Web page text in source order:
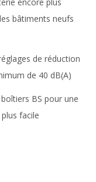
bâtiments neufs
de réduction
de 40 dB(A)
BS pour une
facile